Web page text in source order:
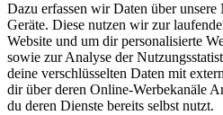
Dazu erfassen wir Daten über unsere
Geräte. Diese nutzen wir zur
Website und um dir personalisierte
sowie zur Analyse der
deine verschlüsselten Daten mit
dir über deren Online-Werbekanäle
du deren Dienste bereits selbst nutzt.